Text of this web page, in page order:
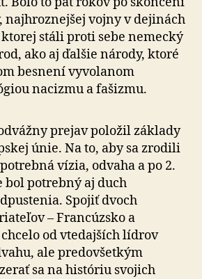
najhroznejšej vojny v dejinách
stáli proti sebe nemecký
ako aj ďalšie národy, ktoré
besnení vyvolanom
nacizmu a fašizmu.
prejav položil základy
únie. Na to, aby sa zrodili
vízia, odvaha a po 2.
bol potrebný aj duch
Spojiť dvoch
– Francúzsko a
od vtedajších lídrov
ale predovšetkým
sa na históriu svojich